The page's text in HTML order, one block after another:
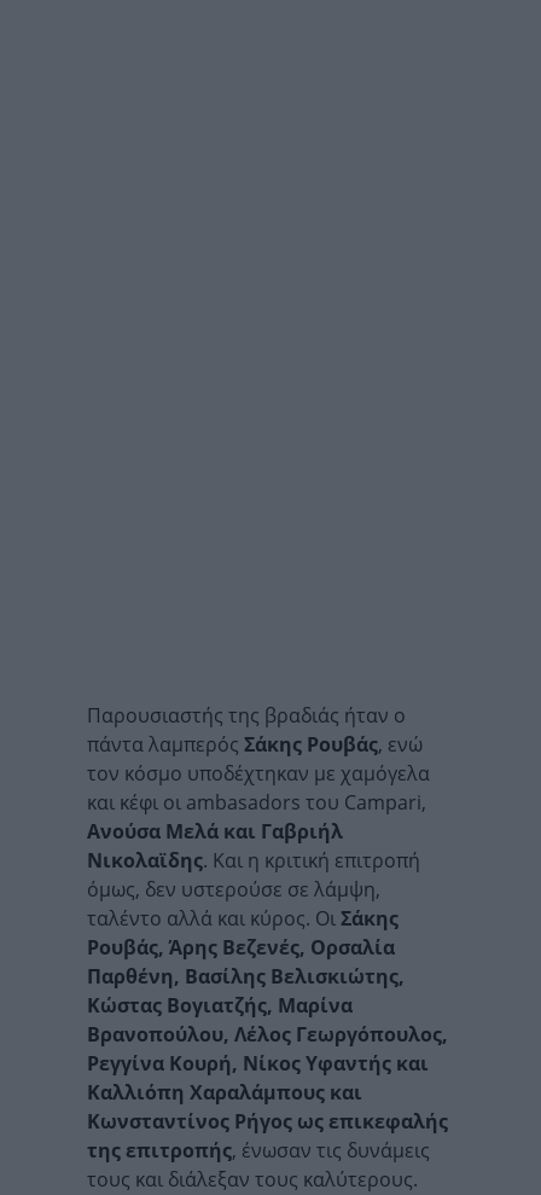
Παρουσιαστής της βραδιάς ήταν ο
πάντα λαμπερός Σάκης Ρουβάς, ενώ
τον κόσμο υποδέχτηκαν με χαμόγελα
και κέφι οι ambasadors του Campari,
Ανούσα Μελά και Γαβριήλ
Νικολαϊδης. Και η κριτική επιτροπή
όμως, δεν υστερούσε σε λάμψη,
ταλέντο αλλά και κύρος. ΟιΣάκης
Ρουβάς, Άρης Βεζενές, Ορσαλία
Παρθένη, Βασίλης Βελισκιώτης,
Κώστας Βογιατζής, Μαρίνα
Βρανοπούλου, Λέλος Γεωργόπουλος,
Ρεγγίνα Κουρή, Νίκος Υφαντής και
Καλλιόπη Χαραλάμπους και
Κωνσταντίνος Ρήγος ως επικεφαλής
της επιτροπής, ένωσαν τις δυνάμεις
τους και διάλεξαν τους καλύτερους.